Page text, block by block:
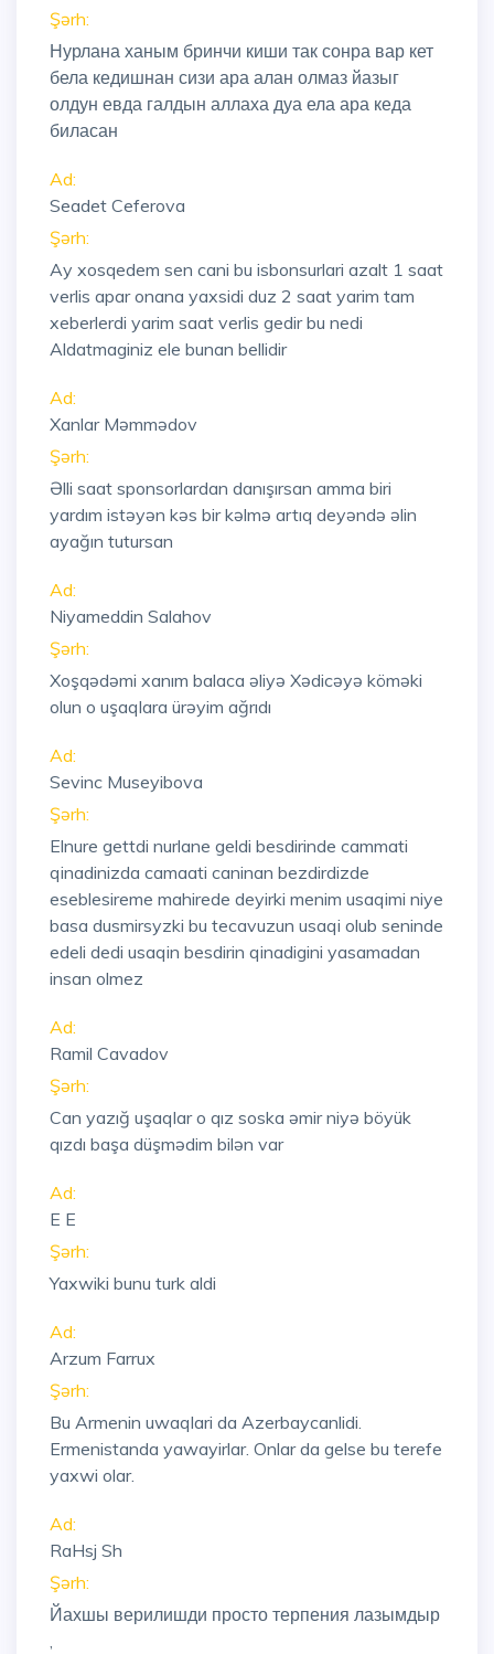
Şərh:
Нурлана ханым бринчи киши так сонра вар кет
бела кедишнан сизи ара алан олмаз йазыг
олдун евда галдын аллаха дуа ела ара кеда
биласан
Ad:
Seadet Ceferova
Şərh:
Ay xosqedem sen cani bu isbonsurlari azalt 1 saat
verlis apar onana yaxsidi duz 2 saat yarim tam
xeberlerdi yarim saat verlis gedir bu nedi
Aldatmaginiz ele bunan bellidir
Ad:
Xanlar Məmmədov
Şərh:
Əlli saat sponsorlardan danışırsan amma biri
yardım istəyən kəs bir kəlmə artıq deyəndə əlin
ayağın tutursan
Ad:
Niyameddin Salahov
Şərh:
Xoşqədəmi xanım balaca əliyə Xədicəyə köməki
olun o uşaqlara ürəyim ağrıdı
Ad:
Sevinc Museyibova
Şərh:
Elnure gettdi nurlane geldi besdirinde cammati
qinadinizda camaati caninan bezdirdizde
eseblesireme mahirede deyirki menim usaqimi niye
basa dusmirsyzki bu tecavuzun usaqi olub seninde
edeli dedi usaqin besdirin qinadigini yasamadan
insan olmez
Ad:
Ramil Cavadov
Şərh:
Can yazığ uşaqlar o qız soska əmir niyə böyük
qızdı başa düşmədim bilən var
Ad:
E E
Şərh:
Yaxwiki bunu turk aldi
Ad:
Arzum Farrux
Şərh:
Bu Armenin uwaqlari da Azerbaycanlidi.
Ermenistanda yawayirlar. Onlar da gelse bu terefe
yaxwi olar.
Ad:
RaHsj Sh
Şərh:
Йахшы верилишди просто терпения лазымдыр
,